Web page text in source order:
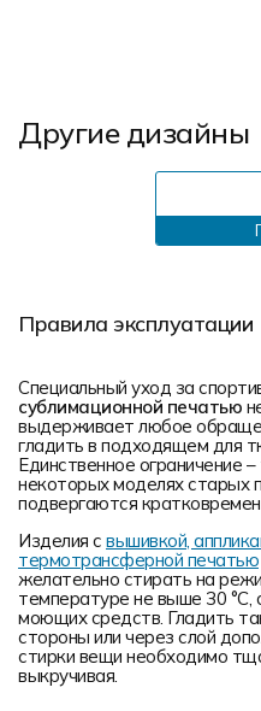
Другие дизайны
Правила эксплуатации
Специальный уход за
сублимационной печатью
выдерживает любое
гладить в подходящем для
Единственное ограничение
некоторых моделях старых
подвергаются
Изделия с вышивкой,
термотрансферной печатью
желательно стирать на
температуре не выше 30 °C,
моющих средств. Гладить
стороны или через слой
стирки вещи необходимо
выкручивая.